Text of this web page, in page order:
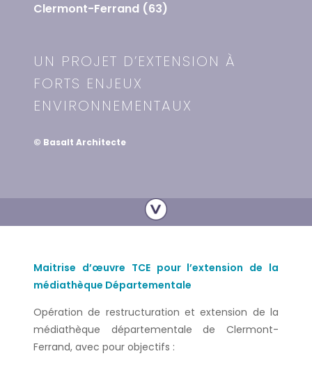
Clermont-Ferrand (63)
UN PROJET D’EXTENSION À
FORTS ENJEUX
ENVIRONNEMENTAUX
© Basalt Architecte
Maitrise d’œuvre TCE pour l’extension de la
médiathèque Départementale
Opération de restructuration et extension de la
médiathèque départementale de Clermont-
Ferrand, avec pour objectifs :